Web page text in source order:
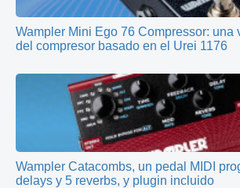
Wampler Mini Ego 76 Compressor: una
del compresor basado en el Urei 1176
Wampler Catacombs, un pedal MIDI
delays y 5 reverbs, y plugin incluido